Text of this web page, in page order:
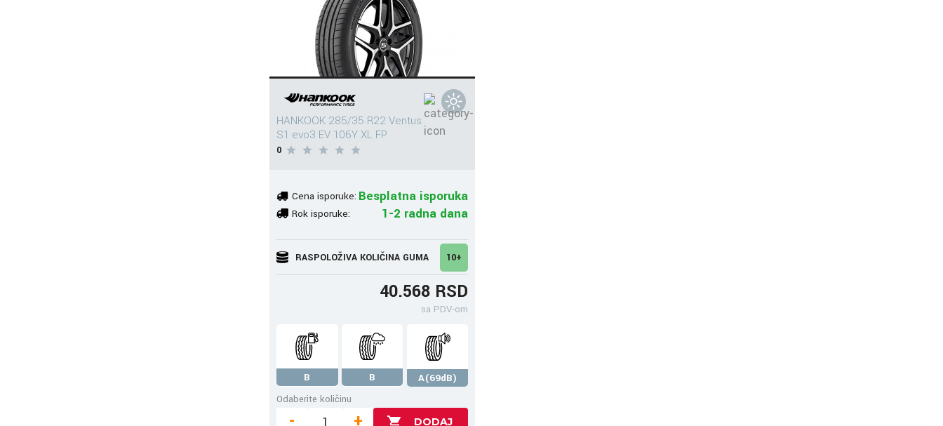
HANKOOK 285/35 R22 Ventus
S1 evo3 EV 106Y XL FP
0
Cena isporuke: Besplatna isporuka
Rok isporuke: 1-2 radna dana
RASPOLOŽIVA KOLIČINA GUMA 10+
40.568 RSD
sa PDV-om
B B
A(69dB)
Odaberite količinu